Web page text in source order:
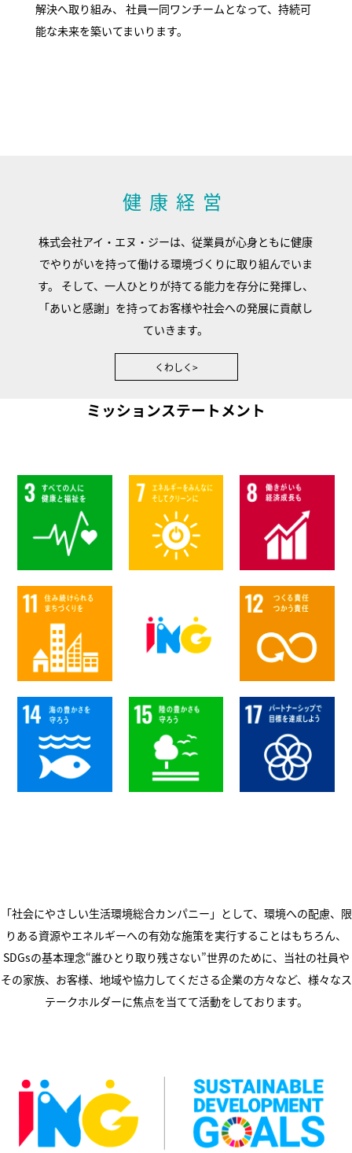
解決へ取り組み、 社員一同ワンチームとなって、持続可
能な未来を築いてまいります。
健康経営
株式会社アイ・エヌ・ジーは、従業員が心身ともに健康
でやりがいを持って働ける環境づくりに取り組んでいま
す。 そして、一人ひとりが持てる能力を存分に発揮し、
「あいと感謝」を持ってお客様や社会への発展に貢献し
ていきます。
くわしく
ミッションステートメント
「社会にやさしい生活環境総合カンパニー」として、環境への配慮、限
りある資源やエネルギーへの有効な施策を実行することはもちろん、
SDGsの基本理念“誰ひとり取り残さない”世界のために、当社の社員や
その家族、お客様、地域や協力してくださる企業の方々など、様々なス
テークホルダーに焦点を当てて活動をしております。